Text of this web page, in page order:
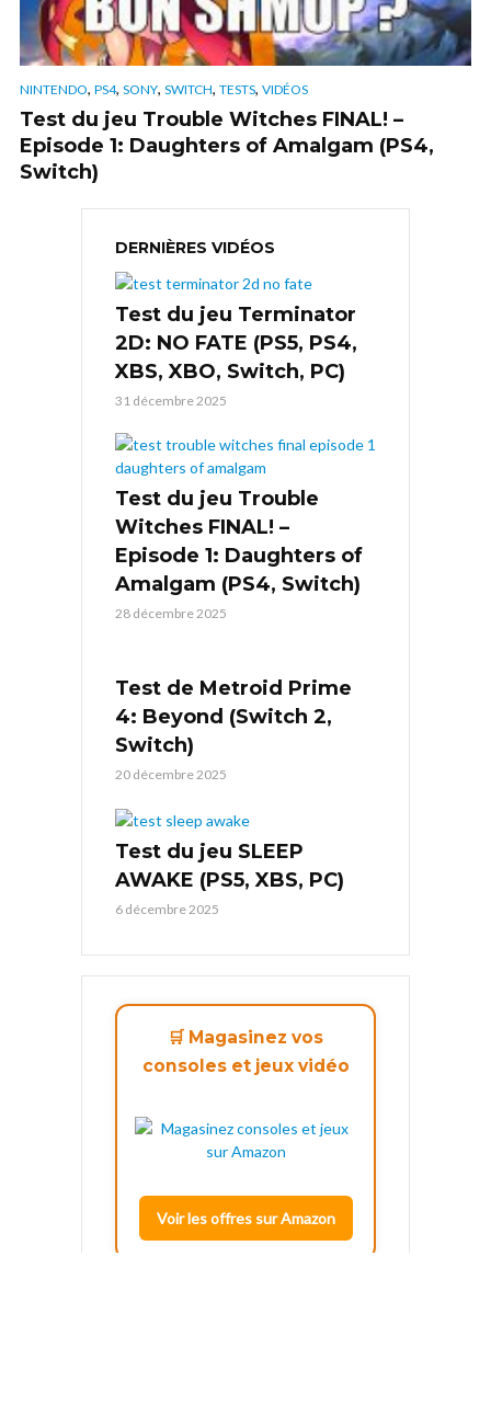
NINTENDO, PS4, SONY, SWITCH, TESTS, VIDÉOS
Test du jeu Trouble Witches FINAL! –
Episode 1: Daughters of Amalgam (PS4,
Switch)
DERNIÈRES VIDÉOS
Test du jeu Terminator
2D: NO FATE (PS5, PS4,
XBS, XBO, Switch, PC)
31 décembre 2025
Test du jeu Trouble
Witches FINAL! –
Episode 1: Daughters of
Amalgam (PS4, Switch)
28 décembre 2025
Test de Metroid Prime
4: Beyond (Switch 2,
Switch)
20 décembre 2025
Test du jeu SLEEP
AWAKE (PS5, XBS, PC)
6 décembre 2025
🛒 Magasinez vos
consoles et jeux vidéo
Voir les offres sur Amazon